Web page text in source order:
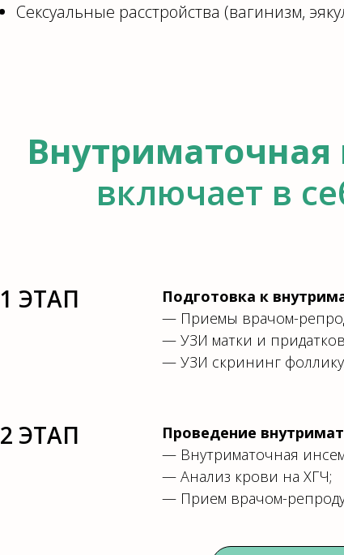
Сексуальные расстройства (вагинизм,
включает в
1 ЭТАП
Подготовка к
— Приемы врачом-
— УЗИ матки и
— УЗИ скрининг
2 ЭТАП
Проведение
— Внутриматочная
— Анализ крови на ХГЧ;
— Прием врачом-